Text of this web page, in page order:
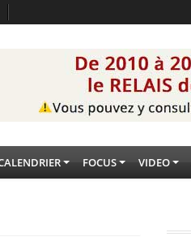
FOCUS VIDEO